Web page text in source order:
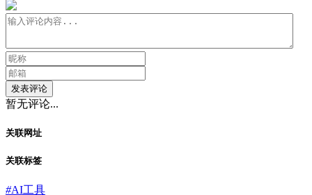
发表评论
暂无评论...
关联网址
关联标签
#AI工具